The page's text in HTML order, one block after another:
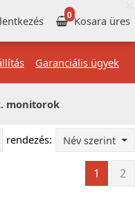
0Kosara üres
Garanciális ügyek
monitorok
Név szerint
rendezés:
1 2